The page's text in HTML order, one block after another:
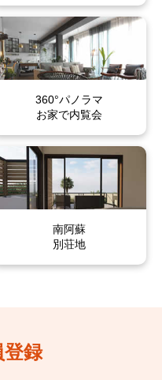
国府
小沢町
壺川
琴平
米屋町
細工町
三郎
新鍛冶屋町
国府
小沢町
壺川
琴平
米屋町
細工町
三郎
新鍛冶屋町
国府
小沢町
壺川
琴平
米屋町
細工町
三郎
新鍛冶屋町
国府
小沢町
壺川
琴平
米屋町
細工町
三郎
新鍛冶屋町
国府
小沢町
壺川
琴平
米屋町
細工町
三郎
新鍛冶屋町
360°パノラマ
お家で内覧会
南阿蘇
別荘地
登録